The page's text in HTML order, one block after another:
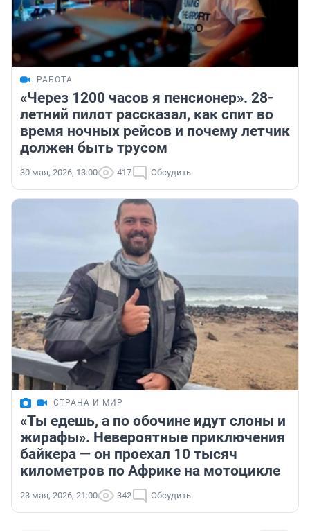
РАБОТА
«Через 1200 часов я пенсионер». 28-
летний пилот рассказал, как спит во
время ночных рейсов и почему летчик
должен быть трусом
30 мая, 2026, 13:00 417 Обсудить
СТРАНА И МИР
«Ты едешь, а по обочине идут слоны и
жирафы». Невероятные приключения
байкера — он проехал 10 тысяч
километров по Африке на мотоцикле
23 мая, 2026, 21:00 342 Обсудить